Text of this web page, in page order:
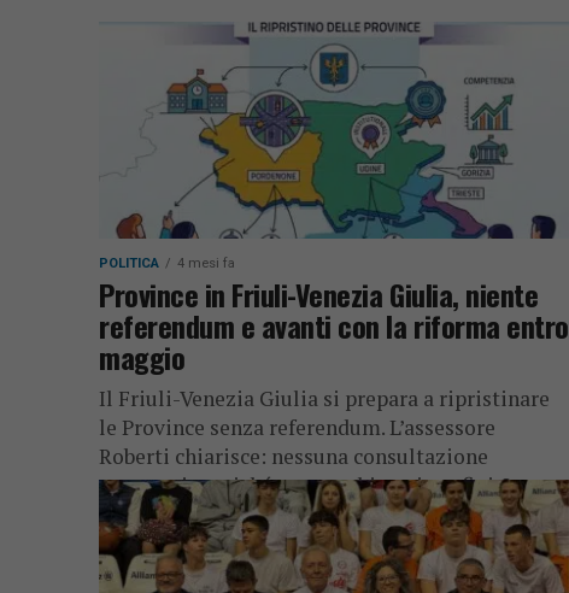
POLITICA 4 mesi fa
Province in Friuli-Venezia Giulia, niente
referendum e avanti con la riforma entro
maggio
Il Friuli-Venezia Giulia si prepara a ripristinare
le Province senza referendum. L’assessore
Roberti chiarisce: nessuna consultazione
necessaria, poiché non cambiano i confini. Legge
regionale attesa entro...